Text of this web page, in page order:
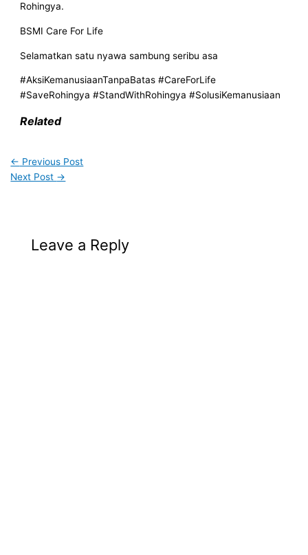
Rohingya.
BSMI Care For Life
Selamatkan satu nyawa sambung seribu asa
#AksiKemanusiaanTanpaBatas #CareForLife
#SaveRohingya #StandWithRohingya #SolusiKemanusiaan
Related
← Previous Post
Next Post →
Leave a Reply